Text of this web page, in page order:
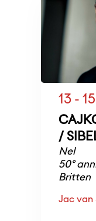
13 - 15
/
Nel
50°
Britten
Jac van